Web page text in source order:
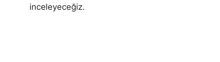
inceleyeceğiz.